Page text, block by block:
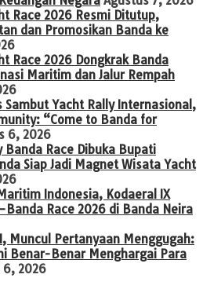
Race 2026 Resmi Ditutup,
dan Promosikan Banda ke
Race 2026 Dongkrak Banda
Maritim dan Jalur Rempah
Sambut Yacht Rally Internasional,
“Come to Banda for
6, 2026
Banda Race Dibuka Bupati
Siap Jadi Magnet Wisata Yacht
Indonesia, Kodaeral IX
Race 2026 di Banda Neira
Muncul Pertanyaan Menggugah:
Benar-Benar Menghargai Para
6, 2026